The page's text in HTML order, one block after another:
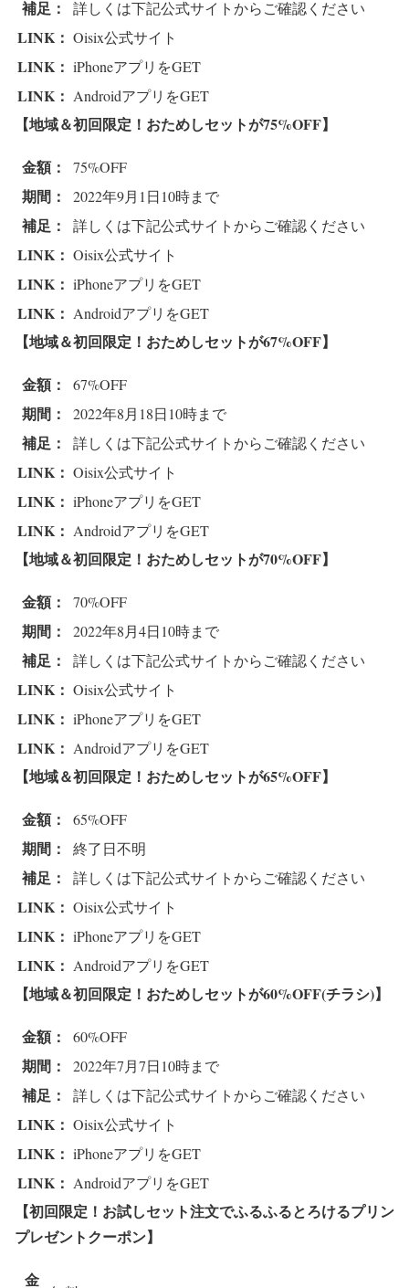
補足： 詳しくは下記公式サイトからご確認ください
LINK： Oisix公式サイト
LINK： iPhoneアプリをGET
LINK： AndroidアプリをGET
【地域＆初回限定！おためしセットが75%OFF】
金額： 75%OFF
期間： 2022年9月1日10時まで
補足： 詳しくは下記公式サイトからご確認ください
LINK： Oisix公式サイト
LINK： iPhoneアプリをGET
LINK： AndroidアプリをGET
【地域＆初回限定！おためしセットが67%OFF】
金額： 67%OFF
期間： 2022年8月18日10時まで
補足： 詳しくは下記公式サイトからご確認ください
LINK： Oisix公式サイト
LINK： iPhoneアプリをGET
LINK： AndroidアプリをGET
【地域＆初回限定！おためしセットが70%OFF】
金額： 70%OFF
期間： 2022年8月4日10時まで
補足： 詳しくは下記公式サイトからご確認ください
LINK： Oisix公式サイト
LINK： iPhoneアプリをGET
LINK： AndroidアプリをGET
【地域＆初回限定！おためしセットが65%OFF】
金額： 65%OFF
期間： 終了日不明
補足： 詳しくは下記公式サイトからご確認ください
LINK： Oisix公式サイト
LINK： iPhoneアプリをGET
LINK： AndroidアプリをGET
【地域＆初回限定！おためしセットが60%OFF(チラシ)】
金額： 60%OFF
期間： 2022年7月7日10時まで
補足： 詳しくは下記公式サイトからご確認ください
LINK： Oisix公式サイト
LINK： iPhoneアプリをGET
LINK： AndroidアプリをGET
【初回限定！お試しセット注文でふるふるとろけるプリン
プレゼントクーポン】
金